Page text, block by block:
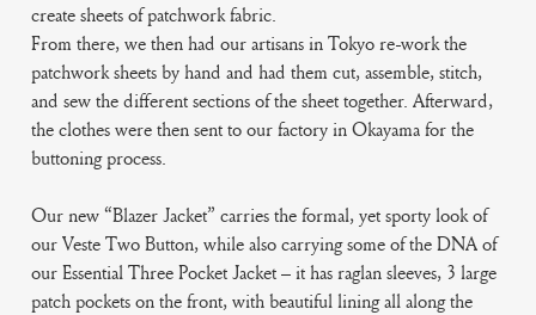
create sheets of patchwork fabric.
From there, we then had our artisans in Tokyo re-work the
patchwork sheets by hand and had them cut, assemble, stitch,
and sew the different sections of the sheet together. Afterward,
the clothes were then sent to our factory in Okayama for the
buttoning process.
Our new “Blazer Jacket” carries the formal, yet sporty look of
our Veste Two Button, while also carrying some of the DNA of
our Essential Three Pocket Jacket – it has raglan sleeves, 3 large
patch pockets on the front, with beautiful lining all along the